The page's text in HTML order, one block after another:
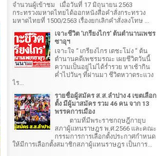
จำนวนผู้เข้าชม เมื่อวันที่ 17 มิถุนายน 2563
กระทรวงมหาดไทยได้ออกหนังสือคำสั่งกระทรวง
มหาดไทยที่ 1500/2563 เรื่องยกเลิกคำสั่งลงโทษ ...
เจาะชีวิต 'เกรียงไกร' ต้นตำนานเพชร
ซาอุฯ
เจาะใจ “ เกรียงไกร เตชะโม่ง ” ต้น
ตำนานคดีเพชรมรณะ เผยชีวิตวันนี้
ความเป็นอยู่ไม่ได้ร่ำรวย หาเช้ากิน
ค่ำไปวันๆ ที่ผ่านมา ชีวิตหวาดระแวง
ไร...
รายชื่อผู้สมัคร ส.ส.ลำปาง 4 เขตเลือก
ตั้ง มีผู้มาสมัคร รวม 46 คน จาก 13
พรรคการเมือง
ตามที่มีพระราชกฤษฎีกายุบ
สภาผู้แทนราษฎร พ.ศ.2566 และคณะ
กรรมการการเลือกตั้งประกาศกำหนด
ให้มีการเลือกตั้งสมาชิกสภาผู้แทนราษฎร เป็นการ...